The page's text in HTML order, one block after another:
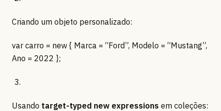
Criando um objeto personalizado:
var carro = new { Marca = “Ford”, Modelo = “Mustang”,
Ano = 2022 };
Usando target-typed new expressions em coleções: